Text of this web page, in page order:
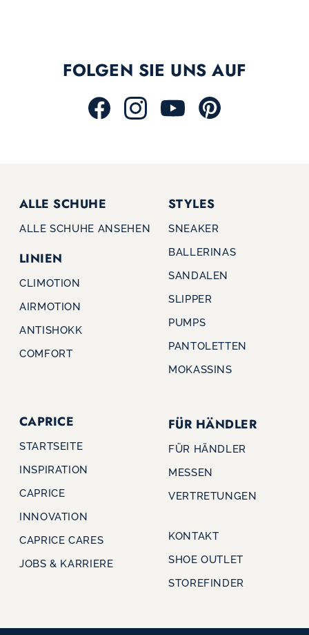
FOLGEN SIE UNS AUF
ALLE SCHUHE
ALLE SCHUHE ANSEHEN
LINIEN
CLIMOTION
AIRMOTION
ANTISHOKK
COMFORT
STYLES
SNEAKER
BALLERINAS
SANDALEN
SLIPPER
PUMPS
PANTOLETTEN
MOKASSINS
CAPRICE
STARTSEITE
INSPIRATION
CAPRICE
INNOVATION
CAPRICE CARES
JOBS & KARRIERE
FÜR HÄNDLER
FÜR HÄNDLER
MESSEN
VERTRETUNGEN
KONTAKT
SHOE OUTLET
STOREFINDER